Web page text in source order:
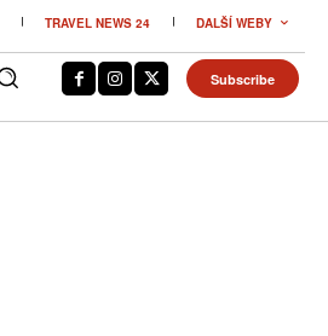
TRAVEL NEWS 24 DALŠÍ WEBY
Subscribe